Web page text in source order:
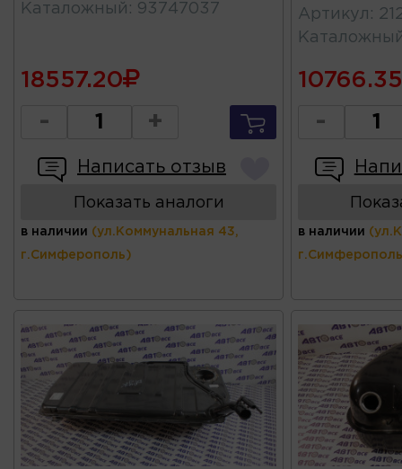
Каталожный : 93747037
18557.20
- +
Написать отзыв
Показать аналоги
в наличии (ул.Коммунальная 43,
г.Симферополь)
Артикул :
10766.35
-
в наличии